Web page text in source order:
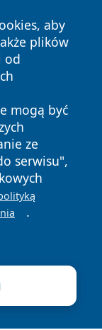
aby
plików
od
mogą być
ze
serwisu",
.
prawa
Polityka
Cookies